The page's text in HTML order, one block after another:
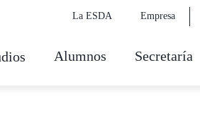
La ESDA Empresa
Alumnos Secretaría